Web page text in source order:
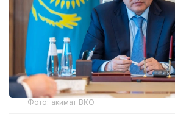
Фото: акимат ВКО